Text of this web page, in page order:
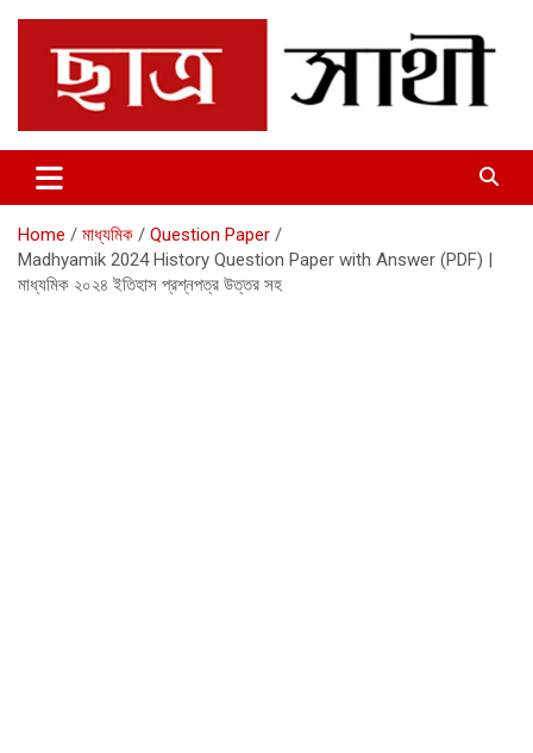
content
Chhatrosathi
Home মাধ্যমিক
Question Paper
Madhyamik 2024 History Question Paper with Answer (PDF) |
মাধ্যমিক ২০২৪ ইতিহাস প্রশ্নপত্র উত্তর সহ